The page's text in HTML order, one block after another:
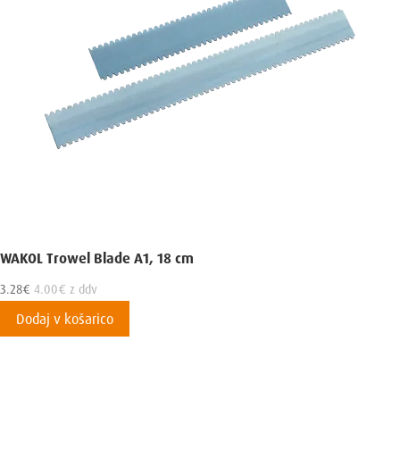
WAKOL Trowel Blade A1, 18 cm
3.28€ 4.00€ z ddv
Dodaj v košarico